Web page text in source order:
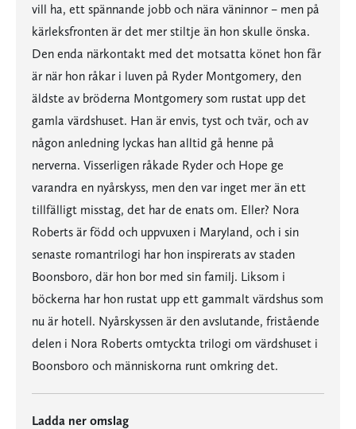
vill ha, ett spännande jobb och nära väninnor – men på
kärleksfronten är det mer stiltje än hon skulle önska.
Den enda närkontakt med det motsatta könet hon får
är när hon råkar i luven på Ryder Montgomery, den
äldste av bröderna Montgomery som rustat upp det
gamla värdshuset. Han är envis, tyst och tvär, och av
någon anledning lyckas han alltid gå henne på
nerverna. Visserligen råkade Ryder och Hope ge
varandra en nyårskyss, men den var inget mer än ett
tillfälligt misstag, det har de enats om. Eller? Nora
Roberts är född och uppvuxen i Maryland, och i sin
senaste romantrilogi har hon inspirerats av staden
Boonsboro, där hon bor med sin familj. Liksom i
böckerna har hon rustat upp ett gammalt värdshus som
nu är hotell. Nyårskyssen är den avslutande, fristående
delen i Nora Roberts omtyckta trilogi om värdshuset i
Boonsboro och människorna runt omkring det.
Ladda ner omslag